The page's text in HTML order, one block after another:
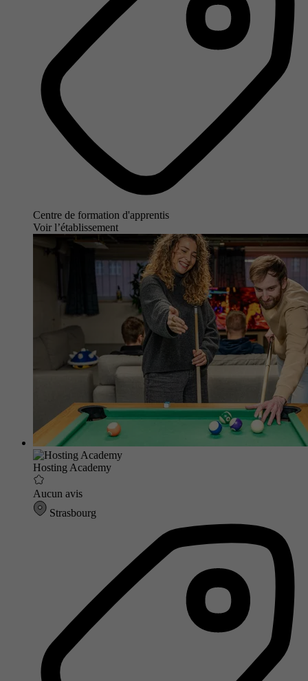
Centre de formation d'apprentis
Voir l’établissement
Hosting Academy
Aucun avis
Strasbourg